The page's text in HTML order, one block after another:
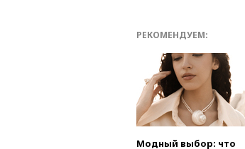
РЕКОМЕНДУЕМ:
Модный выбор: что